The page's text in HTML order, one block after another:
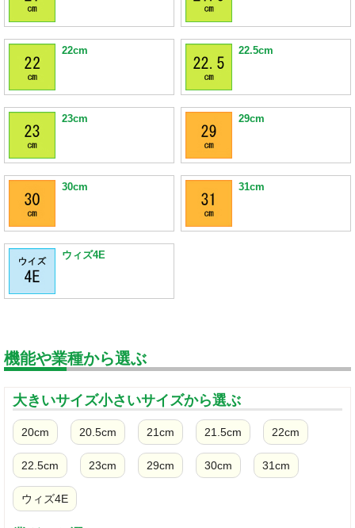
22cm 22.5cm
23cm 29cm
30cm 31cm
ウィズ4E
機能や業種から選ぶ
大きいサイズ小さいサイズから選ぶ
20cm 20.5cm 21cm 21.5cm 22cm
22.5cm 23cm 29cm 30cm 31cm
ウィズ4E